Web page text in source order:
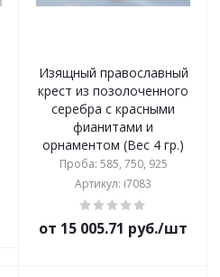
Изящный православный
крест из позолоченного
серебра с красными
фианитами и
орнаментом (Вес 4 гр.)
Проба: 585, 750, 925
Артикул: i7083
от 15 005.71 руб./шт